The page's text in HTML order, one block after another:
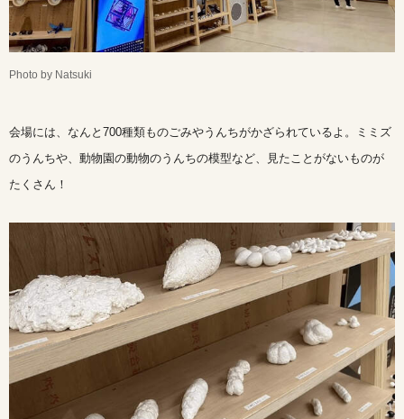
Photo by Natsuki
会場には、なんと700種類ものごみやうんちがかざられているよ。ミミズ
のうんちや、動物園の動物のうんちの模型など、見たことがないものが
たくさん！